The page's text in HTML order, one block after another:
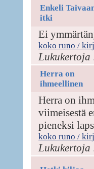
Enkeli
itki
Ei
koko runo /
Lukukertoja
Herra on
ihmeellinen
Herra on
viimeisestä
pieneksi
koko runo /
Lukukertoja